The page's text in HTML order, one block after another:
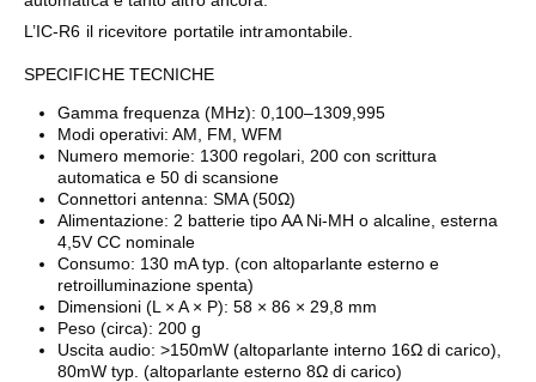
L’IC-R6 il ricevitore portatile intramontabile.
SPECIFICHE TECNICHE
Gamma frequenza (MHz): 0,100–1309,995
Modi operativi: AM, FM, WFM
Numero memorie: 1300 regolari, 200 con scrittura
automatica e 50 di scansione
Connettori antenna: SMA (50Ω)
Alimentazione: 2 batterie tipo AA Ni-MH o alcaline, esterna
4,5V CC nominale
Consumo: 130 mA typ. (con altoparlante esterno e
retroilluminazione spenta)
Dimensioni (L × A × P): 58 × 86 × 29,8 mm
Peso (circa): 200 g
Uscita audio: >150mW (altoparlante interno 16Ω di carico),
80mW typ. (altoparlante esterno 8Ω di carico)